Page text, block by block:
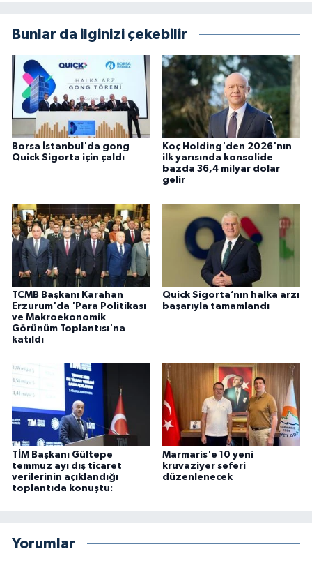
Bunlar da ilginizi çekebilir
Borsa İstanbul'da gong
Quick Sigorta için çaldı
Koç Holding'den 2026'nın
ilk yarısında konsolide
bazda 36,4 milyar dolar
gelir
TCMB Başkanı Karahan
Erzurum'da 'Para Politikası
ve Makroekonomik
Görünüm Toplantısı'na
katıldı
Quick Sigorta’nın halka arzı
başarıyla tamamlandı
TİM Başkanı Gültepe
temmuz ayı dış ticaret
verilerinin açıklandığı
toplantıda konuştu:
Marmaris'e 10 yeni
kruvaziyer seferi
düzenlenecek
Yorumlar